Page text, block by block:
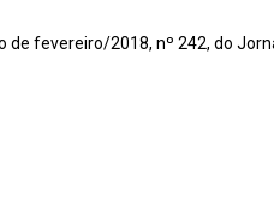
de fevereiro/2018, nº 242, do